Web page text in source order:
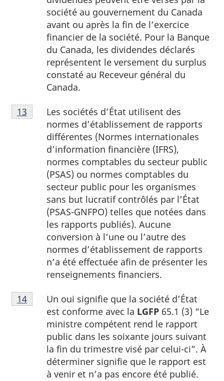
société au gouvernement du Canada
avant ou après la fin de l’exercice
financier de la société. Pour la Banque
du Canada, les dividendes déclarés
représentent le versement du surplus
constaté au Receveur général du
Canada.
Note
13
Les sociétés d’État utilisent des
normes d’établissement de rapports
différentes (Normes internationales
d’information financière (IFRS),
normes comptables du secteur public
(PSAS) ou normes comptables du
secteur public pour les organismes
sans but lucratif contrôlés par l’État
(PSAS-GNFPO) telles que notées dans
les rapports publiés). Aucune
conversion à l’une ou l’autre des
normes d’établissement de rapports
n’a été effectuée afin de présenter les
renseignements financiers.
Retour à la référence de la note
13 du tableau 1
Note
14
Un oui signifie que la société d’État
est conforme avec la LGFP 65.1 (3) “Le
ministre compétent rend le rapport
public dans les soixante jours suivant
la fin du trimestre visé par celui-ci”. À
déterminer signifie que le rapport est
à venir et n’a pas encore été publié.
Retour à la référence de la note
14du tableau 1